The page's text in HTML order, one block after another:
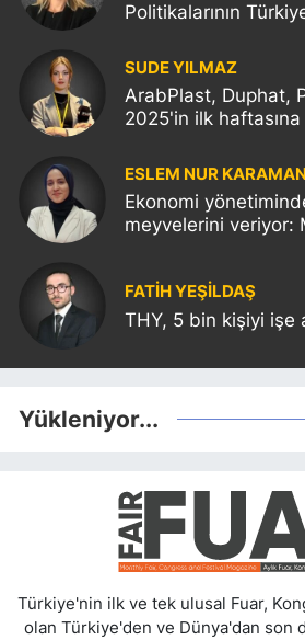
Politikalarının
SUDE YILMAZ
ArabPlast, Duphat,
2025'in ilk haftasına
ESLEM NUR KARAMAN
Ekonomi
meyvelerini veriyor:
FATIH YEŞİLDAŞ
THY, 5 bin kişiyi işe
Yükleniyor...
Türkiye'nin ilk ve tek ulusal Fuar,
olan Türkiye'den ve Dünya'dan son